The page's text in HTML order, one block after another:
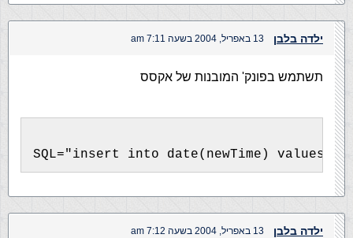
ילדה בלבן 13 באפריל, 2004 בשעה 7:11 am
תשתמש בפונק' המובנות של אקסס
SQL="insert into date(newTime)
ילדה בלבן 13 באפריל, 2004 בשעה 7:12 am